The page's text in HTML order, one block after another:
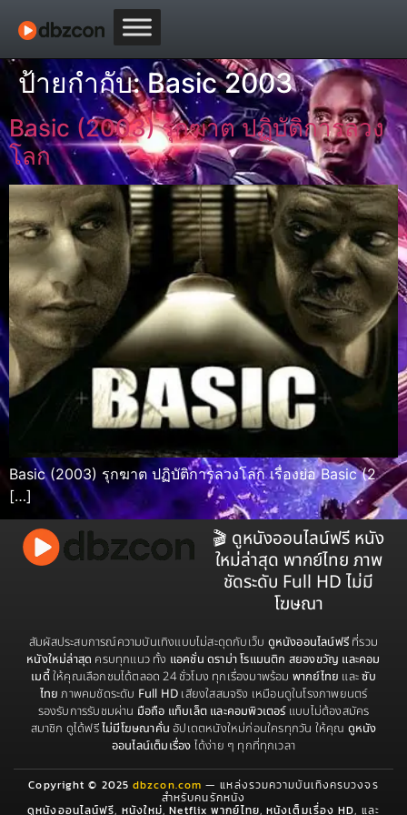
ป้ายกำกับ:Basic 2003
Basic (2003) รุกฆาต ปฏิบัติการลวง
โลก
Basic (2003) รุกฆาต ปฏิบัติการลวงโลก เรื่องย่อ Basic (2
[…]
🎬 ดูหนังออนไลน์ฟรี หนัง
ใหม่ล่าสุด พากย์ไทย ภาพ
ชัดระดับ Full HD ไม่มี
โฆษณา
สัมผัสประสบการณ์ความบันเทิงแบบไม่สะดุดกับเว็บ ดูหนังออนไลน์ฟรีที่รวม
หนังใหม่ล่าสุด ครบทุกแนว ทั้ง แอคชั่น ดราม่า โรแมนติก สยองขวัญ และคอม
เมดี้ ให้คุณเลือกชมได้ตลอด 24 ชั่วโมง ทุกเรื่องมาพร้อม พากย์ไทย และซับ
ไทย ภาพคมชัดระดับ Full HD เสียงใสสมจริง เหมือนดูในโรงภาพยนตร์
รองรับการรับชมผ่าน มือถือ แท็บเล็ต และคอมพิวเตอร์แบบไม่ต้องสมัคร
สมาชิก ดูได้ฟรีไม่มีโฆษณาคั่น อัปเดตหนังใหม่ก่อนใครทุกวัน ให้คุณ ดูหนัง
ออนไลน์เต็มเรื่อง ได้ง่าย ๆ ทุกที่ทุกเวลา
Copyright © 2025dbzcon.com — แหล่งรวมความบันเทิงครบวงจร
สำหรับคนรักหนัง
ดูหนังออนไลน์ฟรี, หนังใหม่,Netflix พากย์ไทย,หนังเต็มเรื่อง HD, และ